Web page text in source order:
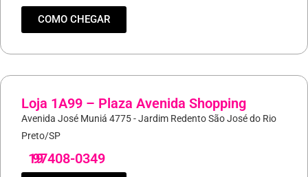
COMO CHEGAR
Loja 1A99 – Plaza Avenida Shopping
Avenida José Muniá 4775 - Jardim Redento São José do Rio
Preto/SP
19
97408-0349